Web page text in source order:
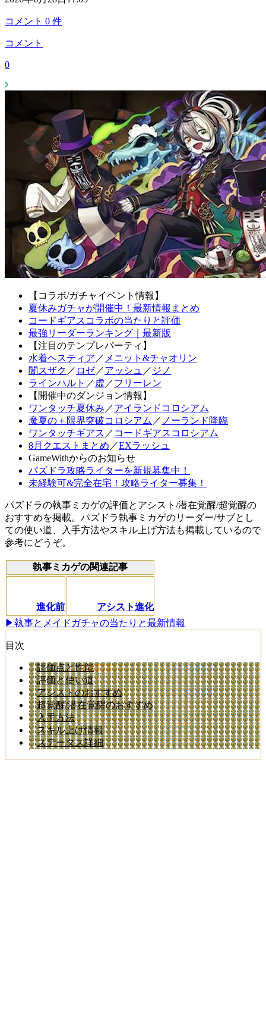
コメント 0 件
コメント
0
【コラボ/ガチャイベント情報】
夏休みガチャが開催中！最新情報まとめ
コードギアスコラボの当たりと評価
最強リーダーランキング｜最新版
【注目のテンプレパーティ】
水着ヘスティア ／ メニット&チャオリン
闇スザク ／ ロゼ／アッシュ ／ ジノ
ラインハルト ／ 虚 ／フリーレン
【開催中のダンジョン情報】
ワンタッチ夏休み ／アイランドコロシアム
魔夏の＋限界突破コロシアム ／ ノーランド降臨
ワンタッチギアス ／ コードギアスコロシアム
8月クエストまとめ ／EXラッシュ
GameWithからのお知らせ
パズドラ攻略ライターを新規募集中！
未経験可&完全在宅！攻略ライター募集！
パズドラの執事ミカゲの評価とアシスト/潜在覚醒/超覚醒の
おすすめを掲載。パズドラ執事ミカゲのリーダー/サブとし
ての使い道、入手方法やスキル上げ方法も掲載しているので
参考にどうぞ。
執事ミカゲの関連記事
進化前
アシスト進化
▶執事とメイドガチャの当たりと最新情報
目次
評価点と性能
評価と使い道
アシストのおすすめ
超覚醒/潜在覚醒のおすすめ
入手方法
スキル上げ情報
ステータス詳細